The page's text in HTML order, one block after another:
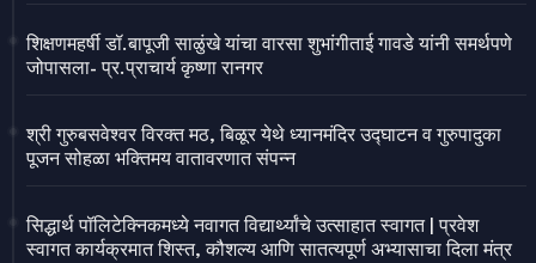
शिक्षणमहर्षी डॉ.बापूजी साळुंखे यांचा वारसा शुभांगीताई गावडे यांनी समर्थपणे
जोपासला- प्र.प्राचार्य कृष्णा रानगर
श्री गुरुबसवेश्वर विरक्त मठ, बिळूर येथे ध्यानमंदिर उद्घाटन व गुरुपादुका
पूजन सोहळा भक्तिमय वातावरणात संपन्न
सिद्धार्थ पॉलिटेक्निकमध्ये नवागत विद्यार्थ्यांचे उत्साहात स्वागत | प्रवेश
स्वागत कार्यक्रमात शिस्त, कौशल्य आणि सातत्यपूर्ण अभ्यासाचा दिला मंत्र